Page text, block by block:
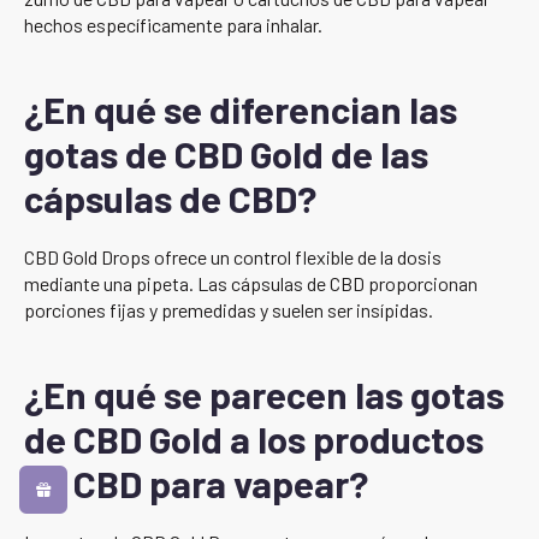
hechos específicamente para inhalar.
¿En qué se diferencian las
gotas de CBD Gold de las
cápsulas de CBD?
CBD Gold Drops ofrece un control flexible de la dosis
mediante una pipeta. Las cápsulas de CBD proporcionan
porciones fijas y premedidas y suelen ser insípidas.
¿En qué se parecen las gotas
de CBD Gold a los productos
de CBD para vapear?